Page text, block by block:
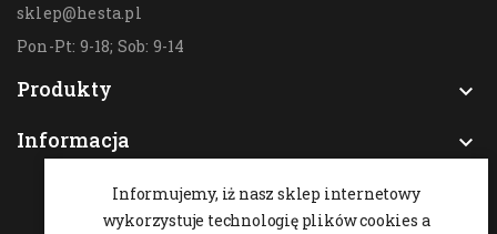
sklep@hesta.pl
Pon-Pt: 9-18; Sob: 9-14
Produkty

Informacja

Informujemy, iż nasz sklep internetowy
wykorzystuje technologię plików cookies a